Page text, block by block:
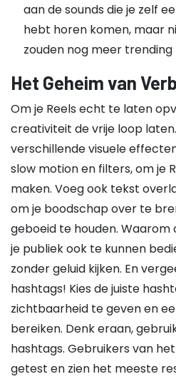
aan de sounds die je zelf
hebt horen komen, maar
zouden nog meer trending
Het Geheim van
Om je Reels echt te laten
creativiteit de vrije loop
verschillende visuele
slow motion en filters, om je
maken. Voeg ook tekst
om je boodschap over te
geboeid te houden. Waarom
je publiek ook te kunnen
zonder geluid kijken. En
hashtags! Kies de juiste
zichtbaarheid te geven en
bereiken. Denk eraan,
hashtags. Gebruikers van
getest en zien het meeste